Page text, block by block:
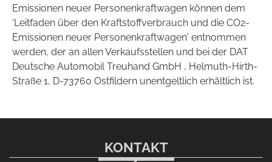
Emissionen neuer Personenkraftwagen können dem
'Leitfaden über den Kraftstoffverbrauch und die CO2-
Emissionen neuer Personenkraftwagen' entnommen
werden, der an allen Verkaufsstellen und bei der DAT
Deutsche Automobil Treuhand GmbH , Helmuth-Hirth-
Straße 1, D-73760 Ostfildern unentgeltlich erhältlich ist.
KONTAKT